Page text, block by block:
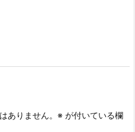
ありません。 ※ が付いている欄